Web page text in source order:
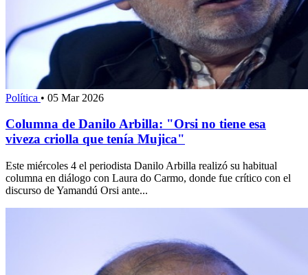
Política • 05 Mar 2026
Columna de Danilo Arbilla: "Orsi no tiene esa
viveza criolla que tenía Mujica"
Este miércoles 4 el periodista Danilo Arbilla realizó su habitual
columna en diálogo con Laura do Carmo, donde fue crítico con el
discurso de Yamandú Orsi ante...